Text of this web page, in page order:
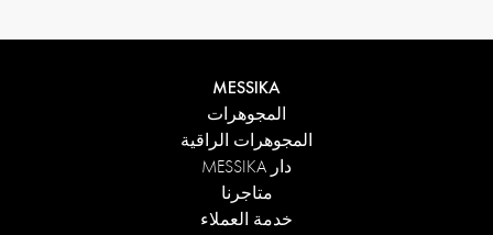
MESSIKA
المجوهرات
المجوهرات الراقية
دار MESSIKA
متاجرنا
خدمة العملاء